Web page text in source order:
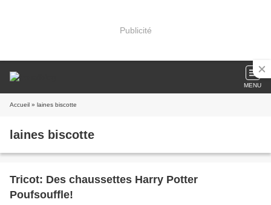
Publicité
MENU
Accueil » laines biscotte
laines biscotte
Tricot: Des chaussettes Harry Potter
Poufsouffle!